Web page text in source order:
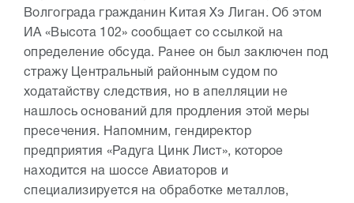
Волгограда гражданин Китая Хэ Лиган. Об этом
ИА «Высота 102» сообщает со ссылкой на
определение обсуда. Ранее он был заключен под
стражу Центральный районным судом по
ходатайству следствия, но в апелляции не
нашлось оснований для продления этой меры
пресечения. Напомним, гендиректор
предприятия «Радуга Цинк Лист», которое
находится на шоссе Авиаторов и
специализируется на обработке металлов,